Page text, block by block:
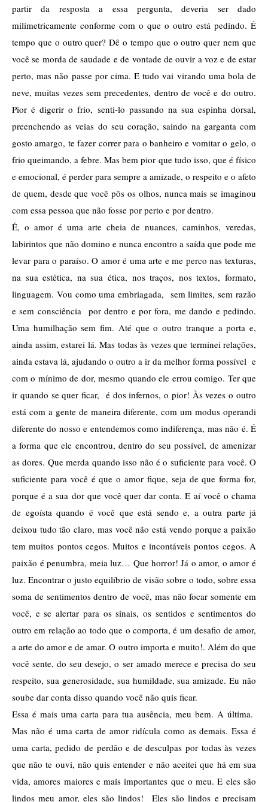
partir da resposta a essa pergunta, deveria ser dado
milimetricamente conforme com o que o outro está pedindo. É
tempo que o outro quer? Dê o tempo que o outro quer nem que
você se morda de saudade e de vontade de ouvir a voz e de estar
perto, mas não passe por cima. E tudo vai virando uma bola de
neve, muitas vezes sem precedentes, dentro de você e do outro.
Pior é digerir o frio, senti-lo passando na sua espinha dorsal,
preenchendo as veias do seu coração, saindo na garganta com
gosto amargo, te fazer correr para o banheiro e vomitar o gelo, o
frio queimando, a febre. Mas bem pior que tudo isso, que é físico
e emocional, é perder para sempre a amizade, o respeito e o afeto
de quem, desde que você pôs os olhos, nunca mais se imaginou
com essa pessoa que não fosse por perto e por dentro.
É, o amor é uma arte cheia de nuances, caminhos, veredas,
labirintos que não domino e nunca encontro a saída que pode me
levar para o paraíso. O amor é uma arte e me perco nas texturas,
na sua estética, na sua ética, nos traços, nos textos, formato,
linguagem. Vou como uma embriagada,  sem limites, sem razão
e sem consciência  por dentro e por fora, me dando e pedindo.
Uma humilhação sem fim. Até que o outro tranque a porta e,
ainda assim, estarei lá. Mas todas às vezes que terminei relações,
ainda estava lá, ajudando o outro a ir da melhor forma possível  e
com o mínimo de dor, mesmo quando ele errou comigo. Ter que
ir quando se quer ficar,  é dos infernos, o pior! Às vezes o outro
está com a gente de maneira diferente, com um modus operandi
diferente do nosso e entendemos como indiferença, mas não é. É
a forma que ele encontrou, dentro do seu possível, de amenizar
as dores. Que merda quando isso não é o suficiente para você. O
suficiente para você é que o amor fique, seja de que forma for,
porque é a sua dor que você quer dar conta. E aí você o chama
de egoísta quando é você que está sendo e, a outra parte já
deixou tudo tão claro, mas você não está vendo porque a paixão
tem muitos pontos cegos. Muitos e incontáveis pontos cegos. A
paixão é penumbra, meia luz… Que horror! Já o amor, o amor é
luz. Encontrar o justo equilíbrio de visão sobre o todo, sobre essa
soma de sentimentos dentro de você, mas não focar somente em
você, e se alertar para os sinais, os sentidos e sentimentos do
outro em relação ao todo que o comporta, é um desafio de amor,
a arte do amor e de amar. O outro importa e muito!. Além do que
você sente, do seu desejo, o ser amado merece e precisa do seu
respeito, sua generosidade, sua humildade, sua amizade. Eu não
soube dar conta disso quando você não quis ficar.
Essa é mais uma carta para tua ausência, meu bem. A última.
Mas não é uma carta de amor ridícula como as demais. Essa é
uma carta, pedido de perdão e de desculpas por todas às vezes
que não te ouvi, não quis entender e não aceitei que há em sua
vida, amores maiores e mais importantes que o meu. E eles são
lindos meu amor, eles são lindos!  Eles são lindos e precisam